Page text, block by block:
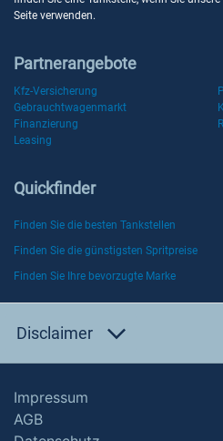
Seite verwenden.
Partnerangebote
Kfz-Versicherung
Gebrauchtwagenmarkt
Finanzierung
Leasing
Quickfinder
Finden Sie die besten Tankstellen
Finden Sie die günstigsten Spritpreise
Finden Sie Ihre bevorzugte Marke
Disclaimer
Impressum
AGB